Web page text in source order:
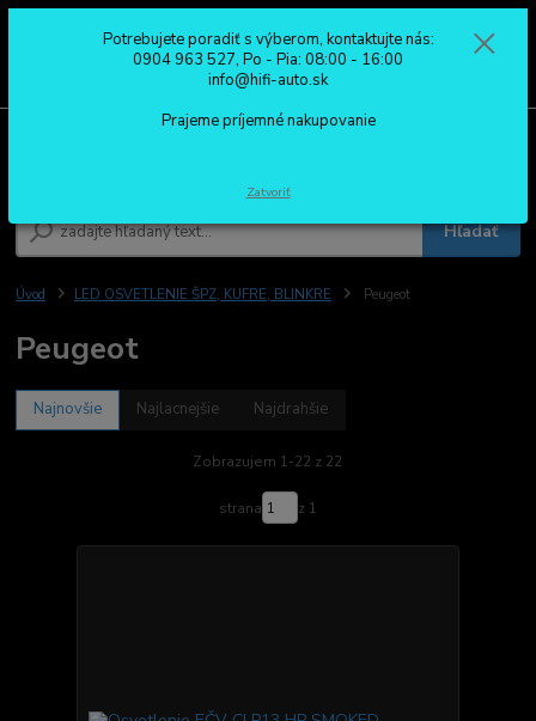
Hľadať
0904 963 527
Po - Pia: 08:00 - 16:00
Úvod LED OSVETLENIE ŠPZ, KUFRE, BLINKRE Peugeot
Peugeot
Najnovšie Najlacnejšie Najdrahšie
Zobrazujem 1-22 z 22
strana z 1
Potrebujete poradiť s výberom, kontaktujte nás:
0904 963 527, Po - Pia: 08:00 - 16:00
info@hifi-auto.sk
Prajeme príjemné nakupovanie
Zatvoriť